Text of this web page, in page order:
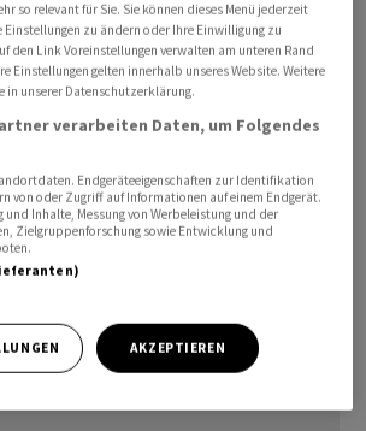
über eine Exklusivvereinbarung mit
WM-Sammelalben zum
so relevant für Sie. Sie können dieses Menü jederzeit
Einstellungen zu ändern oder Ihre Einwilligung zu
den Link Voreinstellungen verwalten am unteren Rand
Einstellungen gelten innerhalb unseres Website. Weitere
in unserer Datenschutzerklärung.
verarbeiten Daten, um Folgendes
Endgeräteeigenschaften zur Identifikation
von oder Zugriff auf Informationen auf einem Endgerät.
und Inhalte, Messung von Werbeleistung und der
Zielgruppenforschung sowie Entwicklung und
AKZEPTIEREN